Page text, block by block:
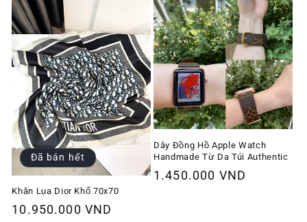
thường
Đã bán hết
Khăn Lụa Dior Khổ 70x70
Giá
10.950.000 VND
Dây Đồng Hồ Apple Watch
Handmade Từ Da Túi Authentic
Giá
1.450.000 VND